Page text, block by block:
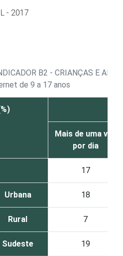
- 2017
B2 - CRIANÇAS E
de 9 a 17 anos
Mais de uma vez
por dia
17
Urbana 18
Rural 7
Sudeste 19